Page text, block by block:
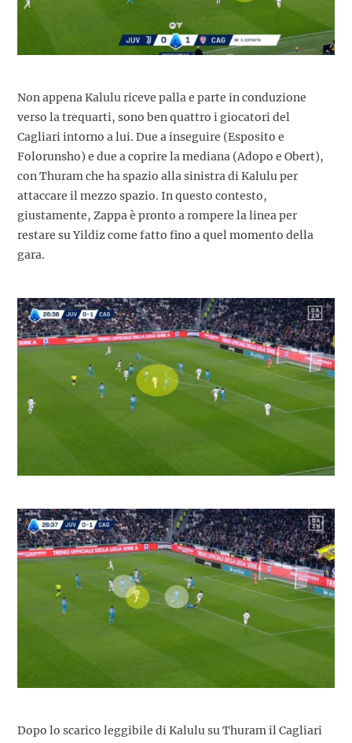
Non appena Kalulu riceve palla e parte in conduzione
verso la trequarti, sono ben quattro i giocatori del
Cagliari intorno a lui. Due a inseguire (Esposito e
Folorunsho) e due a coprire la mediana (Adopo e Obert),
con Thuram che ha spazio alla sinistra di Kalulu per
attaccare il mezzo spazio. In questo contesto,
giustamente, Zappa è pronto a rompere la linea per
restare su Yildiz come fatto fino a quel momento della
gara.
Dopo lo scarico leggibile di Kalulu su Thuram il Cagliari